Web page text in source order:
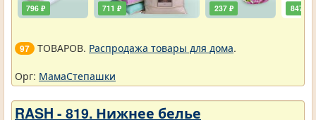
796 ₽ 711 ₽ 237 ₽ 847 ₽
97 ТОВАРОВ. Распродажа товары для дома.
Орг: МамаСтепашки
RASH - 819. Нижнее белье